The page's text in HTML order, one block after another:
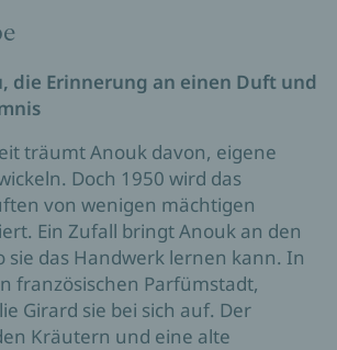
die Erinnerung an einen Duft und
träumt Anouk davon, eigene
Doch 1950 wird das
von wenigen mächtigen
Ein Zufall bringt Anouk an den
sie das Handwerk lernen kann. In
französischen Parfümstadt,
Girard sie bei sich auf. Der
Kräutern und eine alte